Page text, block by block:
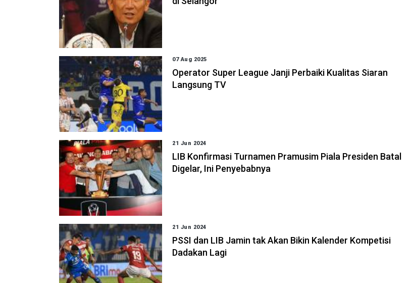
07 Aug 2025
Operator Super League Janji Perbaiki Kualitas Siaran
Langsung TV
21 Jun 2024
LIB Konfirmasi Turnamen Pramusim Piala Presiden Batal
Digelar, Ini Penyebabnya
21 Jun 2024
PSSI dan LIB Jamin tak Akan Bikin Kalender Kompetisi
Dadakan Lagi